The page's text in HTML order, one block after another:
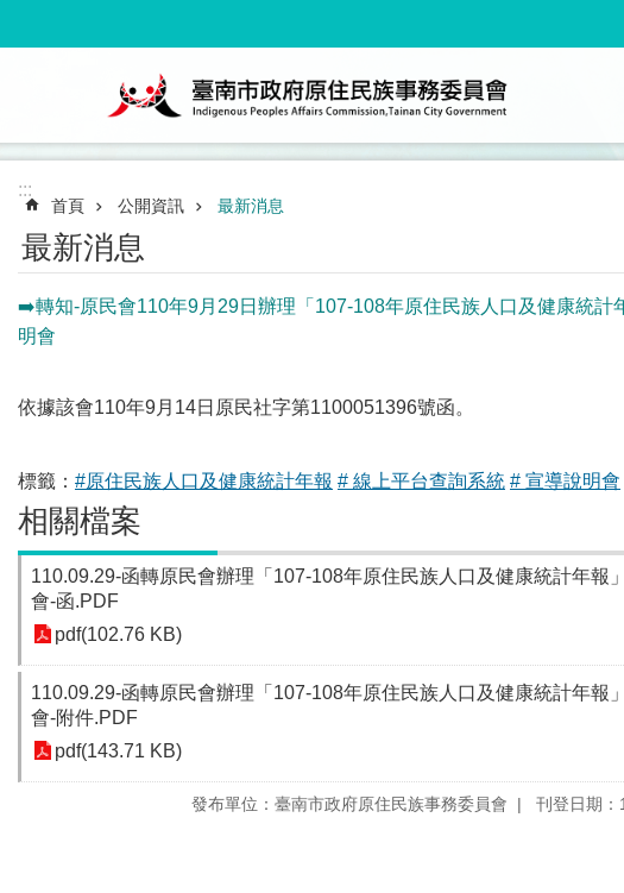
:::
首頁 公開資訊 最新消息
最新消息
➡️轉知-原民會110年9月29日辦理「107-108年原住民族人口及健康統計
明會
依據該會110年9月14日原民社字第1100051396號函。
標籤： #原住民族人口及健康統計年報 # 線上平台查詢系統 # 宣導說明會
相關檔案
110.09.29-函轉原民會辦理「107-108年原住民族人口及健康統計年報
會-函.PDF
pdf(102.76 KB)
110.09.29-函轉原民會辦理「107-108年原住民族人口及健康統計年報
會-附件.PDF
pdf(143.71 KB)
發布單位：臺南市政府原住民族事務委員會 刊登日期